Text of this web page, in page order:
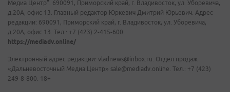
Медиа Центр". 690091, Приморский край, г. Владивосток, ул. Уборевича,
д.20А, офис 13. Главный редактор Юркевич Дмитрий Юрьевич. Адрес
редакции: 690091, Приморский край, г. Владивосток, ул. Уборевича,
д.20А, офис 13. Тел.: +7 (423) 2-415-600.
https://mediadv.online/
Электронный адрес редакции: vladnews@inbox.ru. Отдел продаж
«Дальневосточный Медиа Центр» sale@mediadv.online. Тел.: +7 (423)
249-8-800. 18+